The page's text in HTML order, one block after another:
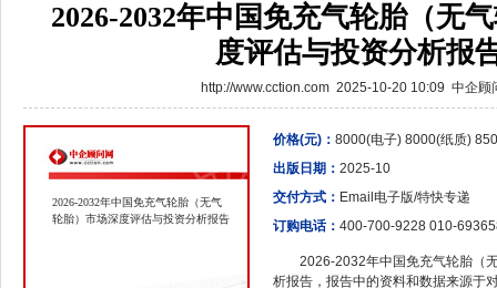
2026-2032年中国免充气轮胎（无
度评估与投资分析报
http://www.cction.com 2025-10-20 10:09 中企顾
2026-2032年中国免充气轮胎（无气
轮胎）市场深度评估与投资分析报告
价格(元)： 8000(电子) 8000(纸质)
出版日期： 2025-10
交付方式： Email电子版/特快专递
订购电话： 400-700-9228 010-
2026-2032年中国免充气轮胎（
析报告，报告中的资料和数据来源于